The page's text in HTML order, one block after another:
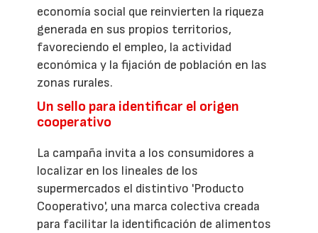
economía social que reinvierten la riqueza
generada en sus propios territorios,
favoreciendo el empleo, la actividad
económica y la fijación de población en las
zonas rurales.
Un sello para identificar el origen
cooperativo
La campaña invita a los consumidores a
localizar en los lineales de los
supermercados el distintivo 'Producto
Cooperativo', una marca colectiva creada
para facilitar la identificación de alimentos